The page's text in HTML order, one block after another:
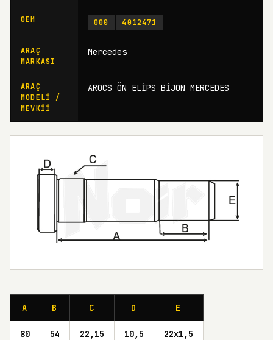
OEM 000 4012471
ARAÇ
MARKASI
Mercedes
ARAÇ
MODELI /
MEVKII
AROCS ÖN ELİPS BİJON MERCEDES
A B C D E
80 54 22,15 10,5 22x1,5